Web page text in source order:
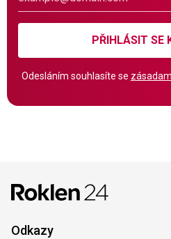
PŘIHLÁSIT SE
Odesláním souhlasíte se
Odkazy